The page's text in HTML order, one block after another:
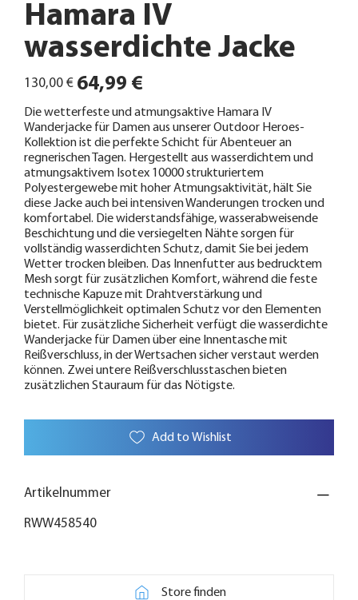
Hamara IV
wasserdichte Jacke
Ursprünglicher
Preis
130,00 € Angebotspreis
64,99 €
Die wetterfeste und atmungsaktive Hamara IV
Wanderjacke für Damen aus unserer Outdoor Heroes-
Kollektion ist die perfekte Schicht für Abenteuer an
regnerischen Tagen. Hergestellt aus wasserdichtem und
atmungsaktivem Isotex 10000 strukturiertem
Polyestergewebe mit hoher Atmungsaktivität, hält Sie
diese Jacke auch bei intensiven Wanderungen trocken und
komfortabel. Die widerstandsfähige, wasserabweisende
Beschichtung und die versiegelten Nähte sorgen für
vollständig wasserdichten Schutz, damit Sie bei jedem
Wetter trocken bleiben. Das Innenfutter aus bedrucktem
Mesh sorgt für zusätzlichen Komfort, während die feste
technische Kapuze mit Drahtverstärkung und
Verstellmöglichkeit optimalen Schutz vor den Elementen
bietet. Für zusätzliche Sicherheit verfügt die wasserdichte
Wanderjacke für Damen über eine Innentasche mit
Reißverschluss, in der Wertsachen sicher verstaut werden
können. Zwei untere Reißverschlusstaschen bieten
zusätzlichen Stauraum für das Nötigste.
Add to Wishlist
Artikelnummer
RWW458540
Store finden